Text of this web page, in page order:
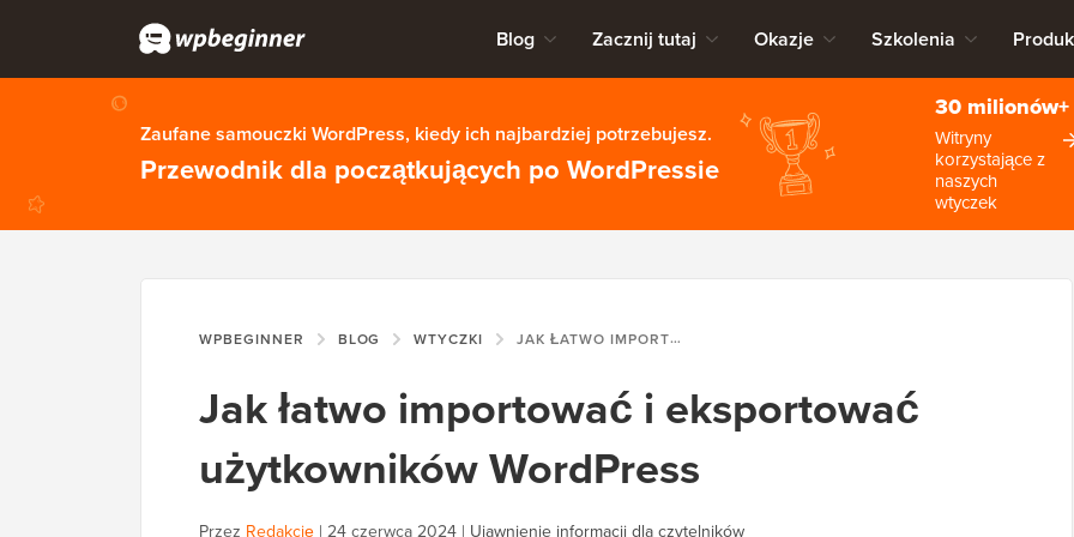
Blog Zacznij tutaj Okazje Szkolenia
Zaufane samouczki WordPress, kiedy ich najbardziej potrzebujesz.
Przewodnik dla początkujących po WordPressie
30 milionów+
Witryny
korzystające z
naszych
wtyczek
WPBEGINNER BLOG WTYCZKI JAK ŁATWO IMPORTOWAĆ I EKSPORTOWAĆ UŻYTKOWNIKÓW WORDPRESS
Jak łatwo importować i eksportować
użytkowników WordPress
Przez Redakcję | 24 czerwca 2024 | Ujawnienie informacji dla czytelników